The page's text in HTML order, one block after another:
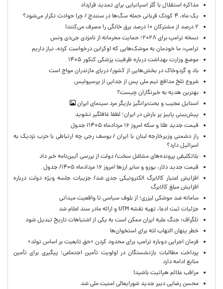
مذاکره استقلال با گلر اسپانیایی برای تمدید قرارداد
یک ماه، ۴ کودک قربانی حمله سگ‌ها در سنندج / چرا حوادث تکرار می‌شود؟
۲ درصد از مشترکان ۱۰ درصد برق خانگی را مصرف می‌کنند!
نسخه ترامپ برای ۲۰۲۸؛ حمایت محرمانه از نامزدی جی‌دی ونس
ترامپ: ما خودمان به موشک‌هایی که اوکراین درخواست کرده، نیاز داریم
موضع وزارت بهداشت درباره ظرفیت پزشکی کنکور ۱۴۰۵
باد و گردوخاک در بخش‌هایی از کشور/ دریای مازندران مواج است
شروع تلخ مدافع تیم ملی پس از جدایی از پرسپولیس
بهترین هدیه به خبرنگاران چیست؟
استایل عجیب و بحث‌برانگیز بازیگر مرد سینمای ایران
پیش‌بینی پاییز پر بارش در ایران؛ لطفا غافلگیر نشوید
قیمت جدید طلا و سکه امروز ۱۶ مردادماه ۱۴۰۵/ جدول
راز دشمنی وزیرخارجه لبنان با ایران / یوسف رجی چه ارتباطی با حزب نزدیک به
اسرائیل دارد؟
بلاتکلیفی پرونده‌های مشاغل سخت/ دولت از بررسی آیین‌نامه خبر داد
قیمت جدید دلار، یورو و سایر ارزها امروز ۱۶ مردادماه ۱۴۰۵/ جدول
افزایش اعتبار کالابرگ الکترونیکی جدی شد/ جزییات جلسه ویژه دولت درباره
افزایش مبلغ کالابرگ
سامانه ضد موشکی لیزری؛ از بلوف سیاسی تا واقعیت میدانی
جزئیات ثبت ادعا، تهیه نقشه UTM و ارائه مادر سند اعلام شد
تلگراف: جنگ علیه ایران ممکن است به یکی از اشتباهات تاریخ تبدیل شود
خطر پنهان التهاب لثه برای استخوان‌ها
فرمان اجرایی دوباره ترامپ برای محدود کردن «حق تابعیت بر اساس تولد»
پرداخت مطالبات بازنشستگان در اولویت تأمین اجتماعی؛ پیگیری برای تأمین
منابع ادامه دارد
مراقب علائم هپاتیت باشید!
محسن رضایی دبیر جدید شورایعالی امنیت ملی شد